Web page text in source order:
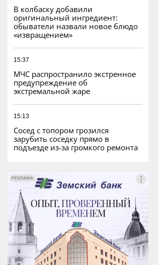
В колбаску добавили
оригинальный ингредиент:
обыватели назвали новое блюдо
«извращением»
15:37
МЧС распространило экстренное
предупреждение об
экстремальной жаре
15:13
Сосед с топором грозился
зарубить соседку прямо в
подъезде из-за громкого ремонта
РЕКЛАМА
РЕКЛАМА